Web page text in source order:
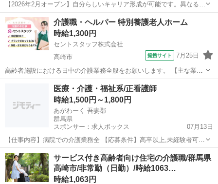
【2026年2月オープン】自分らしいキャリア形成が可能です。異なるフ
ィールドで活躍も可！資格取得支援も整っています。 ★☆ 働きやすい
メリット多数 ★☆ ＼＼サービス・職種の魅力／／ デイサービスでお
客様の生活に寄り添い...
群馬 伊勢崎市 介護
介護職・ヘルパー 特別養護老人ホーム
時給1,300円
セントスタッフ株式会社
高崎市
提携サイト 7月25日
高齢者施設における日中の介護業務全般をお願いします。 【主な業務
内容】 ・食事介助／排泄介助／入浴介助 ・移乗／誘導／コール対応
・離床介助／臥床介助 ・更衣／口腔ケア／服薬介助 ・申し送り／カン
ファレンス ・介護記録の記...
高崎市 介護
医療・介護・福祉系/正看護師
時給1,500円～1,800円
あがわーく 吾妻郡
群馬県
スポンサー：求人ボックス
07月13日
【仕事内容】病院での介護業務全 【応募条件】高卒以上,未経験者可,
要 正看護師資格 【特徴】日勤/夜勤/昇給あり/賞与あり R6.11眼科も開
設!地域の医療と介護を支える草津こまくさ病院 看護正職員募集
【PR】病院:内科、整形外...
アルバイト・パート
サービス付き高齢者向け住宅の介護職/群馬県
高崎市/非常勤（日勤）/時給1063…
時給1,063円